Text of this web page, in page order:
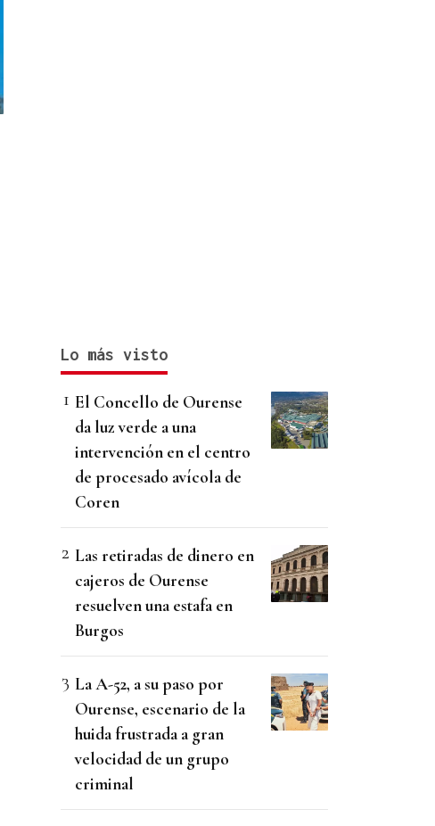
Lo más visto
El Concello de Ourense
da luz verde a una
intervención en el centro
de procesado avícola de
Coren
Las retiradas de dinero en
cajeros de Ourense
resuelven una estafa en
Burgos
La A-52, a su paso por
Ourense, escenario de la
huida frustrada a gran
velocidad de un grupo
criminal